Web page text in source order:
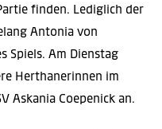
finden. Lediglich der
Antonia von
Spiels. Am Dienstag
Herthanerinnen im
Askania Coepenick an.